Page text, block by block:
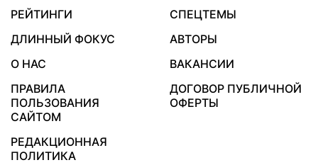
РЕЙТИНГИ
СПЕЦТЕМЫ
ДЛИННЫЙ ФОКУС
АВТОРЫ
О НАС
ВАКАНСИИ
ПРАВИЛА
ПОЛЬЗОВАНИЯ
САЙТОМ
ДОГОВОР ПУБЛИЧНОЙ
ОФЕРТЫ
РЕДАКЦИОННАЯ
ПОЛИТИКА